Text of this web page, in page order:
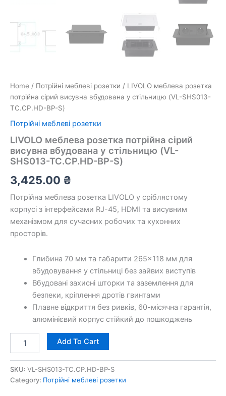
Home / Потрійні меблеві розетки / LIVOLO меблева розетка
потрійна сірий висувна вбудована у стільницю (VL-SHS013-
TC.CP.HD-BP-S)
Потрійні меблеві розетки
LIVOLO меблева розетка потрійна сірий
висувна вбудована у стільницю (VL-
SHS013-TC.CP.HD-BP-S)
3,425.00 ₴
Потрійна меблева розетка LIVOLO у сріблястому
корпусі з інтерфейсами RJ-45, HDMI та висувним
механізмом для сучасних робочих та кухонних
просторів.
Глибина 70 мм та габарити 265×118 мм для
вбудовування у стільниці без зайвих виступів
Вбудовані захисні шторки та заземлення для
безпеки, кріплення дротів гвинтами
Плавне відкриття без ривків, 60-місячна гарантія,
алюмінієвий корпус стійкий до пошкоджень
Add To Cart
SKU: VL-SHS013-TC.CP.HD-BP-S
Category: Потрійні меблеві розетки